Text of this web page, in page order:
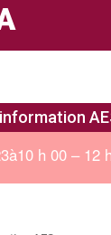
h 00 – 12